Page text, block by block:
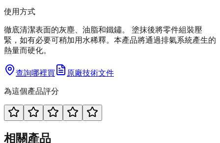
使用方式
徹底清潔表面的灰塵、油脂和鐵鏽。 塗抹後將零件組裝壓
緊，如有必要可稍加用水稀釋。本產品將通過排氣系統產生的
熱量而硬化。
查詢哪裡買 原廠技術文件
為這個產品評分
相關產品